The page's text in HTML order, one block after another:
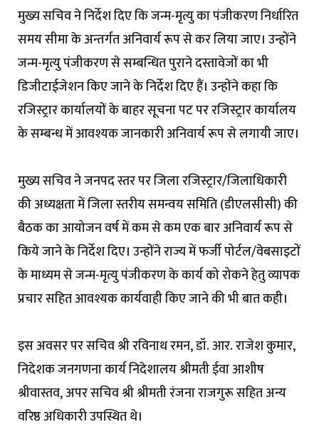
मुख्य सचिव ने निर्देश दिए कि जन्म-मृत्यु का पंजीकरण निर्धारित
समय सीमा के अन्तर्गत अनिवार्य रूप से कर लिया जाए। उन्होंने
जन्म-मृत्यु पंजीकरण से सम्बन्धित पुराने दस्तावेजों का भी
डिजीटाईजेशन किए जाने के निर्देश दिए हैं। उन्होंने कहा कि
रजिस्ट्रार कार्यालयों के बाहर सूचना पट पर रजिस्ट्रार कार्यालय
के सम्बन्ध में आवश्यक जानकारी अनिवार्य रूप से लगायी जाए।
मुख्य सचिव ने जनपद स्तर पर जिला रजिस्ट्रार/जिलाधिकारी
की अध्यक्षता में जिला स्तरीय समन्वय समिति (डीएलसीसी) की
बैठक का आयोजन वर्ष में कम से कम एक बार अनिवार्य रूप से
किये जाने के निर्देश दिए। उन्होंने राज्य में फर्जी पोर्टल/वेबसाइटों
के माध्यम से जन्म-मृत्यु पंजीकरण के कार्य को रोकने हेतु व्यापक
प्रचार सहित आवश्यक कार्यवाही किए जाने की भी बात कही।
इस अवसर पर सचिव श्री रविनाथ रमन, डॉ. आर. राजेश कुमार,
निदेशक जनगणना कार्य निदेशालय श्रीमती ईवा आशीष
श्रीवास्तव, अपर सचिव श्री श्रीमती रंजना राजगुरू सहित अन्य
वरिष्ठ अधिकारी उपस्थित थे।